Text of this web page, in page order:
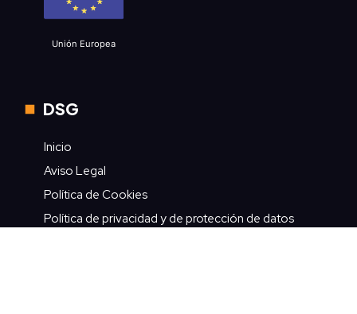
Unión Europea
DSG
Inicio
Aviso Legal
Política de Cookies
Política de privacidad y de protección de datos